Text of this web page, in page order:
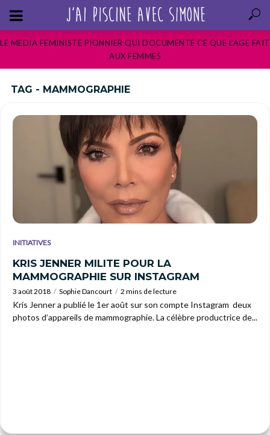
LE MEDIA FEMINISTE PIONNIER QUI DOCUMENTE CE QUE L’AGE FAIT
AUX FEMMES
TAG - MAMMOGRAPHIE
INITIATIVES
KRIS JENNER MILITE POUR LA
MAMMOGRAPHIE SUR INSTAGRAM
3 août 2018 Sophie Dancourt 2 mins de lecture
Kris Jenner a publié le 1er août sur son compte Instagram deux
photos d’appareils de mammographie. La célèbre productrice de...